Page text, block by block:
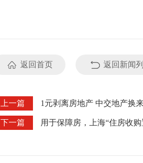
返回首页 返回新闻
上一篇 1元剥离房地产 中交地产换
下一篇 用于保障房，上海“住房收